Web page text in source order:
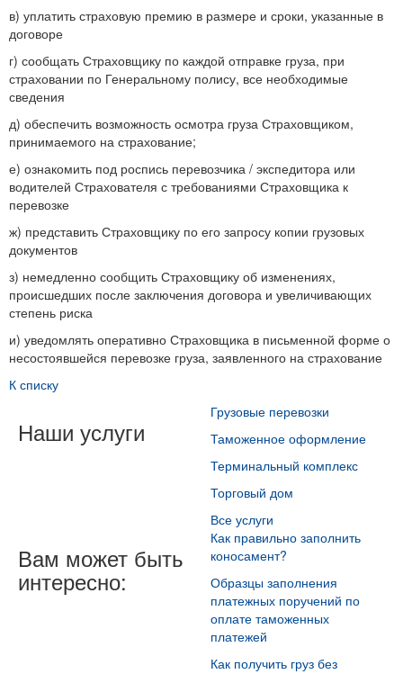
в) уплатить страховую премию в размере и сроки, указанные в
договоре
г) сообщать Страховщику по каждой отправке груза, при
страховании по Генеральному полису, все необходимые
сведения
д) обеспечить возможность осмотра груза Страховщиком,
принимаемого на страхование;
е) ознакомить под роспись перевозчика / экспедитора или
водителей Страхователя с требованиями Страховщика к
перевозке
ж) представить Страховщику по его запросу копии грузовых
документов
з) немедленно сообщить Страховщику об изменениях,
происшедших после заключения договора и увеличивающих
степень риска
и) уведомлять оперативно Страховщика в письменной форме о
несостоявшейся перевозке груза, заявленного на страхование
К списку
Наши услуги
Грузовые перевозки
Таможенное оформление
Терминальный комплекс
Торговый дом
Все услуги
Вам может быть
интересно:
Как правильно заполнить
коносамент?
Образцы заполнения
платежных поручений по
оплате таможенных
платежей
Как получить груз без